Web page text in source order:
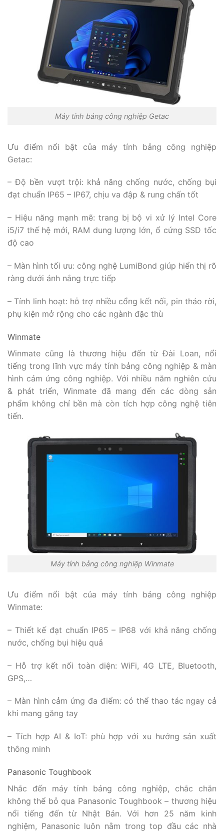
Máy tính bảng công nghiệp Getac
Ưu điểm nổi bật của máy tính bảng công nghiệp
Getac:
– Độ bền vượt trội: khả năng chống nước, chống bụi
đạt chuẩn IP65 – IP67, chịu va đập & rung chấn tốt
– Hiệu năng mạnh mẽ: trang bị bộ vi xử lý Intel Core
i5/i7 thế hệ mới, RAM dung lượng lớn, ổ cứng SSD tốc
độ cao
– Màn hình tối ưu: công nghệ LumiBond giúp hiển thị rõ
ràng dưới ánh nắng trực tiếp
– Tính linh hoạt: hỗ trợ nhiều cổng kết nối, pin tháo rời,
phụ kiện mở rộng cho các ngành đặc thù
Winmate
Winmate cũng là thương hiệu đến từ Đài Loan, nổi
tiếng trong lĩnh vực máy tính bảng công nghiệp & màn
hình cảm ứng công nghiệp. Với nhiều năm nghiên cứu
& phát triển, Winmate đã mang đến các dòng sản
phẩm không chỉ bền mà còn tích hợp công nghệ tiên
tiến.
Máy tính bảng công nghiệp Winmate
Ưu điểm nổi bật của máy tính bảng công nghiệp
Winmate:
– Thiết kế đạt chuẩn IP65 – IP68 với khả năng chống
nước, chống bụi hiệu quả
– Hỗ trợ kết nối toàn diện: WiFi, 4G LTE, Bluetooth,
GPS,…
– Màn hình cảm ứng đa điểm: có thể thao tác ngay cả
khi mang găng tay
– Tích hợp AI & IoT: phù hợp với xu hướng sản xuất
thông minh
Panasonic Toughbook
Nhắc đến máy tính bảng công nghiệp, chắc chắn
không thể bỏ qua Panasonic Toughbook – thương hiệu
nổi tiếng đến từ Nhật Bản. Với hơn 25 năm kinh
nghiệm, Panasonic luôn nằm trong top đầu các nhà